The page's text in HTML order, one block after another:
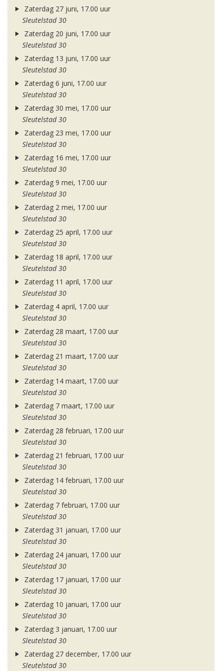
Zaterdag 27 juni, 17.00 uur
Sleutelstad 30
Zaterdag 20 juni, 17.00 uur
Sleutelstad 30
Zaterdag 13 juni, 17.00 uur
Sleutelstad 30
Zaterdag 6 juni, 17.00 uur
Sleutelstad 30
Zaterdag 30 mei, 17.00 uur
Sleutelstad 30
Zaterdag 23 mei, 17.00 uur
Sleutelstad 30
Zaterdag 16 mei, 17.00 uur
Sleutelstad 30
Zaterdag 9 mei, 17.00 uur
Sleutelstad 30
Zaterdag 2 mei, 17.00 uur
Sleutelstad 30
Zaterdag 25 april, 17.00 uur
Sleutelstad 30
Zaterdag 18 april, 17.00 uur
Sleutelstad 30
Zaterdag 11 april, 17.00 uur
Sleutelstad 30
Zaterdag 4 april, 17.00 uur
Sleutelstad 30
Zaterdag 28 maart, 17.00 uur
Sleutelstad 30
Zaterdag 21 maart, 17.00 uur
Sleutelstad 30
Zaterdag 14 maart, 17.00 uur
Sleutelstad 30
Zaterdag 7 maart, 17.00 uur
Sleutelstad 30
Zaterdag 28 februari, 17.00 uur
Sleutelstad 30
Zaterdag 21 februari, 17.00 uur
Sleutelstad 30
Zaterdag 14 februari, 17.00 uur
Sleutelstad 30
Zaterdag 7 februari, 17.00 uur
Sleutelstad 30
Zaterdag 31 januari, 17.00 uur
Sleutelstad 30
Zaterdag 24 januari, 17.00 uur
Sleutelstad 30
Zaterdag 17 januari, 17.00 uur
Sleutelstad 30
Zaterdag 10 januari, 17.00 uur
Sleutelstad 30
Zaterdag 3 januari, 17.00 uur
Sleutelstad 30
Zaterdag 27 december, 17.00 uur
Sleutelstad 30